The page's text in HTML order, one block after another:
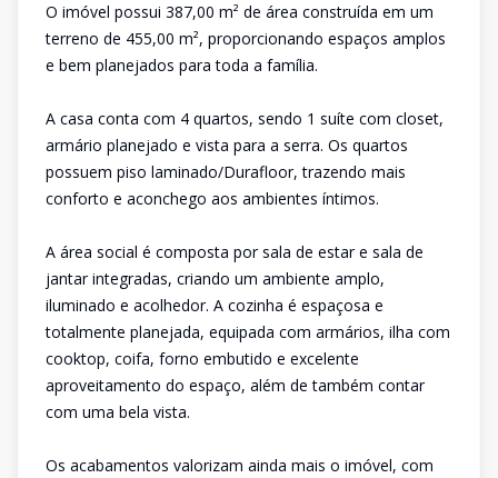
O imóvel possui 387,00 m² de área construída em um
terreno de 455,00 m², proporcionando espaços amplos
e bem planejados para toda a família.
A casa conta com 4 quartos, sendo 1 suíte com closet,
armário planejado e vista para a serra. Os quartos
possuem piso laminado/Durafloor, trazendo mais
conforto e aconchego aos ambientes íntimos.
A área social é composta por sala de estar e sala de
jantar integradas, criando um ambiente amplo,
iluminado e acolhedor. A cozinha é espaçosa e
totalmente planejada, equipada com armários, ilha com
cooktop, coifa, forno embutido e excelente
aproveitamento do espaço, além de também contar
com uma bela vista.
Os acabamentos valorizam ainda mais o imóvel, com